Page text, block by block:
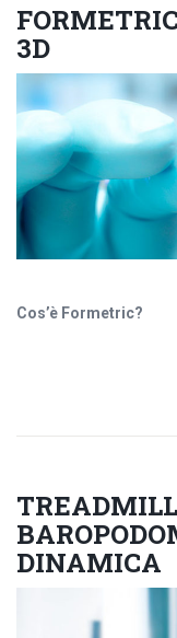
3D
Cos’è Formetric?
DINAMICA